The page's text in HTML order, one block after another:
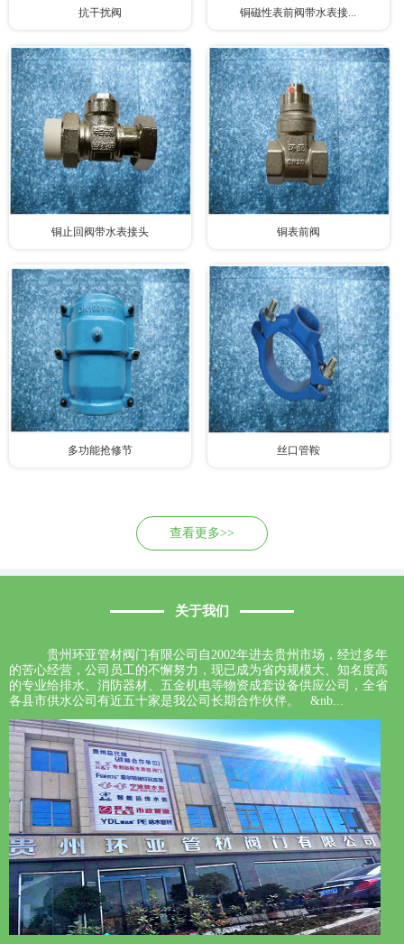
抗干扰阀 铜磁性表前阀带水表接...
铜止回阀带水表接头 铜表前阀
多功能抢修节 丝口管鞍
查看更多>>
关于我们
贵州环亚管材阀门有限公司自2002年进去贵州市场，经过多年
的苦心经营，公司员工的不懈努力，现已成为省内规模大、知名度高
的专业给排水、消防器材、五金机电等物资成套设备供应公司，全省
各县市供水公司有近五十家是我公司长期合作伙伴。 &nb...